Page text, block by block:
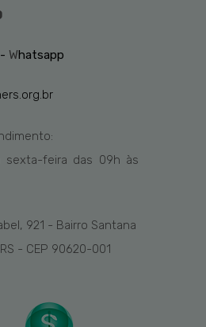
Whatsapp
sexta-feira das 09h às
921 - Bairro Santana
- CEP 90620-001